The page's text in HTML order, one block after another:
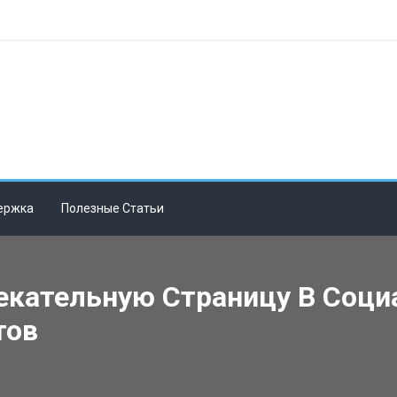
Полезные Статьи
Страницу В